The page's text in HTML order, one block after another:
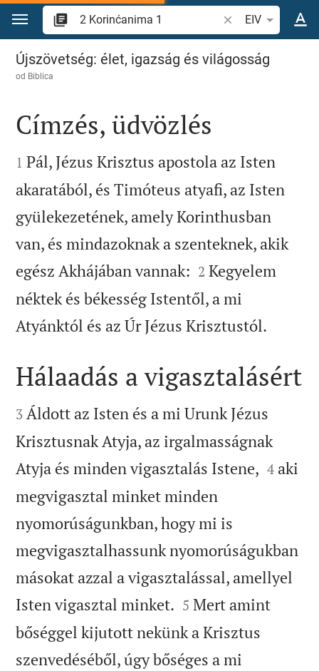
Skoči na sadržaj
Pretraži biblijski
EIV
2 Korinćanima 1
Újszövetség: élet, igazság és világosság
od Biblica

Címzés, üdvözlés

1 Pál, Jézus Krisztus apostola az Isten
akaratából, és Timóteus atyafi, az Isten
gyülekezetének, amely Korinthusban
van, és mindazoknak a szenteknek, akik
egész Akhájában vannak: 

2 Kegyelem
néktek és békesség Istentől, a mi
Atyánktól és az Úr Jézus Krisztustól.

Hálaadás a vigasztalásért

3 Áldott az Isten és a mi Urunk Jézus
Krisztusnak Atyja, az irgalmasságnak
Atyja és minden vigasztalás Istene, 

4 aki
megvigasztal minket minden
nyomorúságunkban, hogy mi is
megvigasztalhassunk nyomorúságukban
másokat azzal a vigasztalással, amellyel
Isten vigasztal minket. 

5 Mert amint
bőséggel kijutott nekünk a Krisztus
szenvedéséből, úgy bőséges a mi